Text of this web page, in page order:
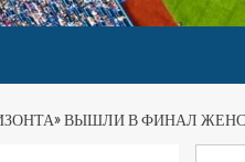
ВЫШЛИ В ФИНАЛ